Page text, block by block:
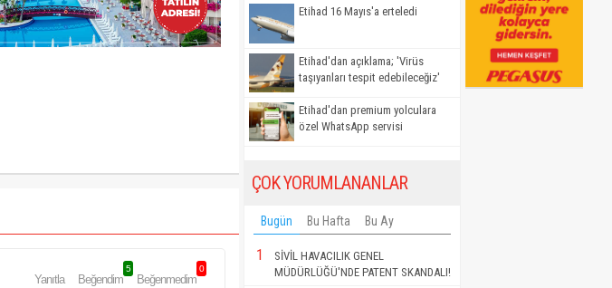
Yanıtla Beğendim
5
Beğenmedim
0
Etihad 16 Mayıs'a erteledi
Etihad'dan açıklama; 'Virüs
taşıyanları tespit edebileceğiz'
Etihad'dan premium yolculara
özel WhatsApp servisi
ÇOK YORUMLANANLAR
Bugün Bu Hafta Bu Ay
1
SİVİL HAVACILIK GENEL
MÜDÜRLÜĞÜ'NDE PATENT SKANDALI!